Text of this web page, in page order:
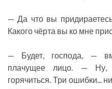
— Да что вы
Какого чёрта вы ко мне
— Будет, господа, —
плачущее лицо. — Ну,
горячиться. Три ошибки...